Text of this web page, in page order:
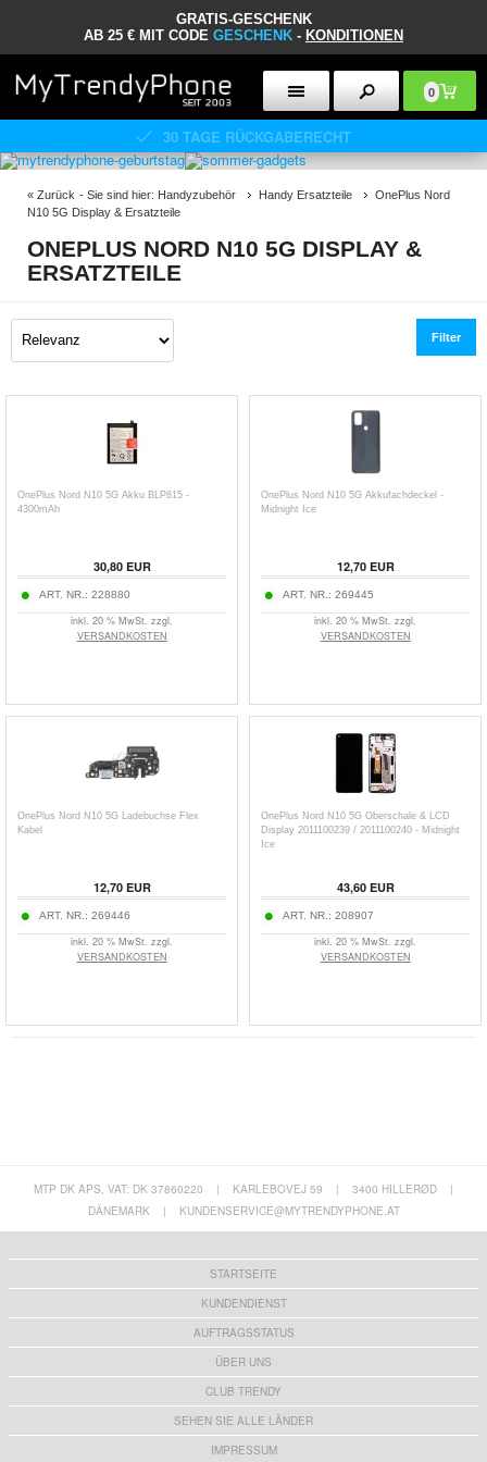
GRATIS-GESCHENK
AB 25 € MIT CODE GESCHENK - KONDITIONEN
0
30 TAGE RÜCKGABERECHT
« Zurück - Sie sind hier: Handyzubehör Handy Ersatzteile
OnePlus Nord
N10 5G Display & Ersatzteile
ONEPLUS NORD N10 5G DISPLAY &
ERSATZTEILE
Filter
OnePlus Nord N10 5G Akku BLP815 -
4300mAh
30,80EUR
ART. NR.: 228880
inkl. 20 % MwSt. zzgl.
VERSANDKOSTEN
OnePlus Nord N10 5G Akkufachdeckel -
Midnight Ice
12,70EUR
ART. NR.: 269445
inkl. 20 % MwSt. zzgl.
VERSANDKOSTEN
OnePlus Nord N10 5G Ladebuchse Flex
Kabel
12,70EUR
ART. NR.: 269446
inkl. 20 % MwSt. zzgl.
VERSANDKOSTEN
OnePlus Nord N10 5G Oberschale & LCD
Display 2011100239 / 2011100240 - Midnight
Ice
43,60EUR
ART. NR.: 208907
inkl. 20 % MwSt. zzgl.
VERSANDKOSTEN
MTP DK APS, VAT: DK 37860220 | KARLEBOVEJ 59 | 3400 HILLERØD
|
DÄNEMARK
| KUNDENSERVICE@MYTRENDYPHONE.AT
STARTSEITE
KUNDENDIENST
AUFTRAGSSTATUS
ÜBER UNS
CLUB TRENDY
SEHEN SIE ALLE LÄNDER
IMPRESSUM